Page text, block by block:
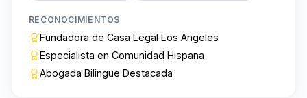
RECONOCIMIENTOS
Fundadora de Casa Legal Los Angeles
Especialista en Comunidad Hispana
Abogada Bilingüe Destacada